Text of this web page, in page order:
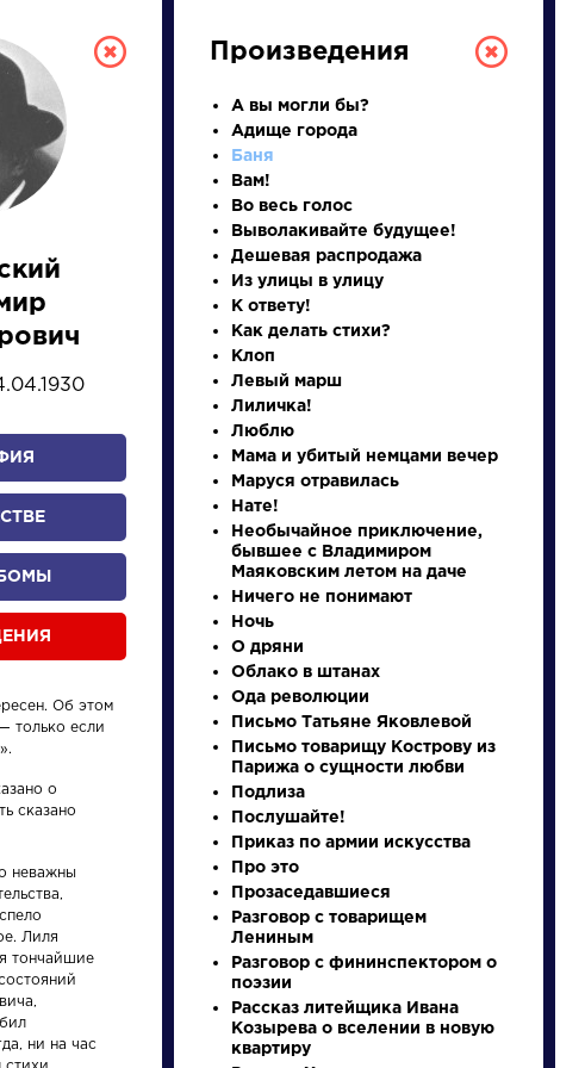
ЛИТЕРАТУРА
УРОКОВ И ЕГЭ
М Т У Ф Х Ц Ч
персонажи
Произведения Произведения
Вечернее
Об этом
только если
о
сказано
неважны
Лиля
тончайшие
ни на час
Произведения
А вы могли бы?
Адище города
Баня
Вам!
Во весь голос
Выволакивайте будущее!
Дешевая распродажа
Из улицы в улицу
К ответу!
Как делать стихи?
Клоп
Левый марш
Лиличка!
Люблю
Мама и убитый немцами вечер
Маруся отравилась
Нате!
Необычайное приключение,
бывшее с Владимиром
Маяковским летом на даче
Ничего не понимают
Ночь
О дряни
Облако в штанах
Ода революции
Письмо Татьяне Яковлевой
Письмо товарищу Кострову из
Парижа о сущности любви
Подлиза
Послушайте!
Приказ по армии искусства
Про это
Прозаседавшиеся
Разговор с товарищем
Лениным
Разговор с фининспектором о
поэзии
Рассказ литейщика Ивана
Козырева о вселении в новую
квартиру